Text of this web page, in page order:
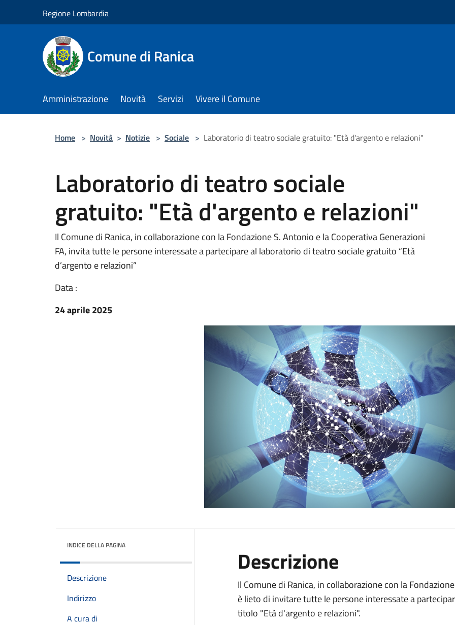
Regione Lombardia
Comune di Ranica
Amministrazione Novità Servizi Vivere il Comune
Home > Novità > Notizie > Sociale > Laboratorio di teatro sociale gratuito: "Età d'argento e relazioni"
Laboratorio di teatro sociale
gratuito: "Età d'argento e relazioni"
Il Comune di Ranica, in collaborazione con la Fondazione S. Antonio e la Cooperativa Generazioni
FA, invita tutte le persone interessate a partecipare al laboratorio di teatro sociale gratuito “Età
d’argento e relazioni”
Data :
24 aprile 2025
INDICE DELLA PAGINA
Descrizione
Indirizzo
A cura di
Descrizione
Il Comune di Ranica, in collaborazione con la
è lieto di invitare tutte le persone interessate a
titolo "Età d'argento e relazioni".